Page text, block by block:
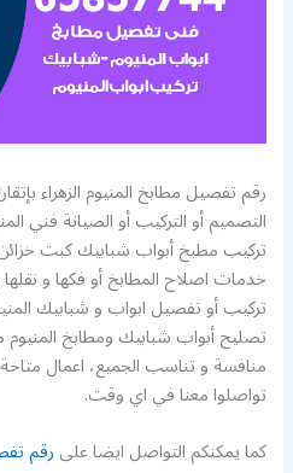
رقم تفصيل مطابخ المنيوم الزهراء
التصميم أو التركيب أو الصيانة فني
تركيب مطبخ أبواب شبابيك كبت
خدمات اصلاح المطابخ أو فكها و
تركيب أو تفصيل ابواب و شبابيك
تصليح أبواب شبابيك ومطابخ
منافسة و تناسب الجميع، اعمال
تواصلوا معنا في اي وقت.
كما يمكنكم التواصل ايضا علىرقم